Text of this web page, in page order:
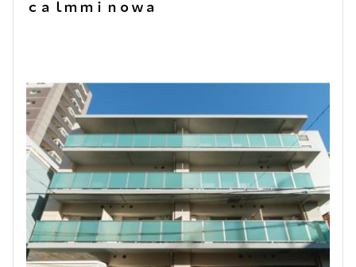
ｃａｌｍ ｍｉｎｏｗａ